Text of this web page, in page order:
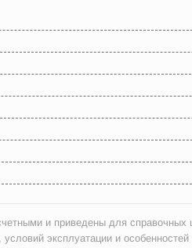
и приведены для справочных
эксплуатации и